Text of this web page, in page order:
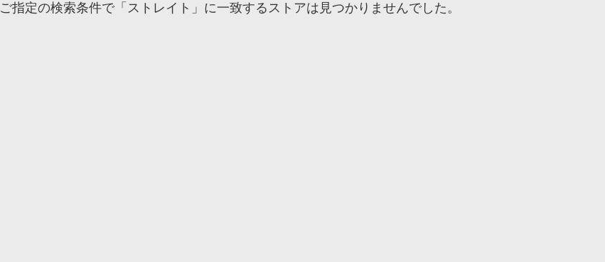
ご指定の検索条件で「ストレイト」に一致するストアは見つかりませんでした。